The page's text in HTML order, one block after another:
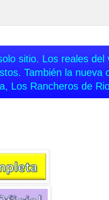
sitio. Los reales
También la nueva
Los Rancheros de